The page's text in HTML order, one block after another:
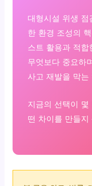
대형시설 위생
한 환경 조성의
스트 활용과 적
무엇보다 중요하
사고 재발을 막는
지금의 선택이
떤 차이를 만들